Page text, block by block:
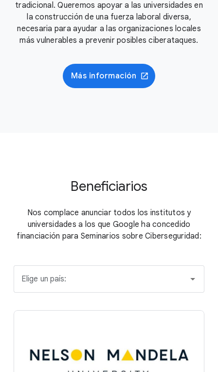
tradicional. Queremos apoyar a las universidades en
la construcción de una fuerza laboral diversa,
necesaria para ayudar a las organizaciones locales
más vulnerables a prevenir posibles ciberataques.
Más información
Beneficiarios
Nos complace anunciar todos los institutos y
universidades a los que Google ha concedido
financiación para Seminarios sobre Ciberseguridad:
Elige un país: